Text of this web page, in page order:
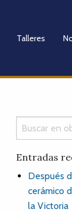
Talleres
Entradas
Después
cerámico
la Victoria